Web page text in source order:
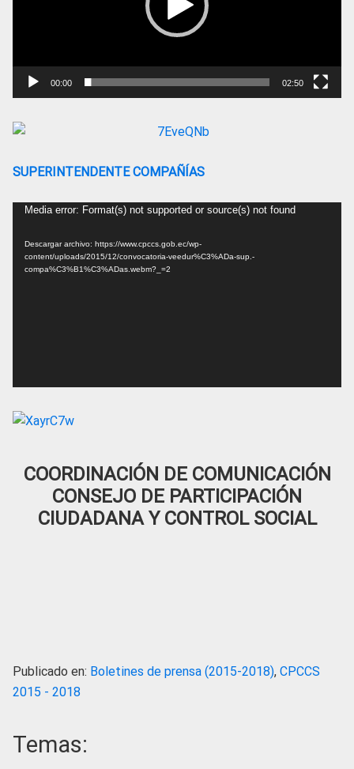
00:00 02:50
SUPERINTENDENTE COMPAÑÍAS
Reproductor
vídeo
Media error: Format(s) not supported or source(s) not found
Descargar archivo: https://www.cpccs.gob.ec/wp-
content/uploads/2015/12/convocatoria-veedur%C3%ADa-sup.-
compa%C3%B1%C3%ADas.webm?_=2
COORDINACIÓN DE COMUNICACIÓN
CONSEJO DE PARTICIPACIÓN
CIUDADANA Y CONTROL SOCIAL
Publicado en: Boletines de prensa (2015-2018), CPCCS
2015 - 2018
Temas: